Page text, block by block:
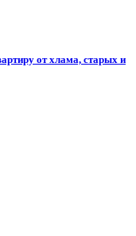
от хлама, старых и